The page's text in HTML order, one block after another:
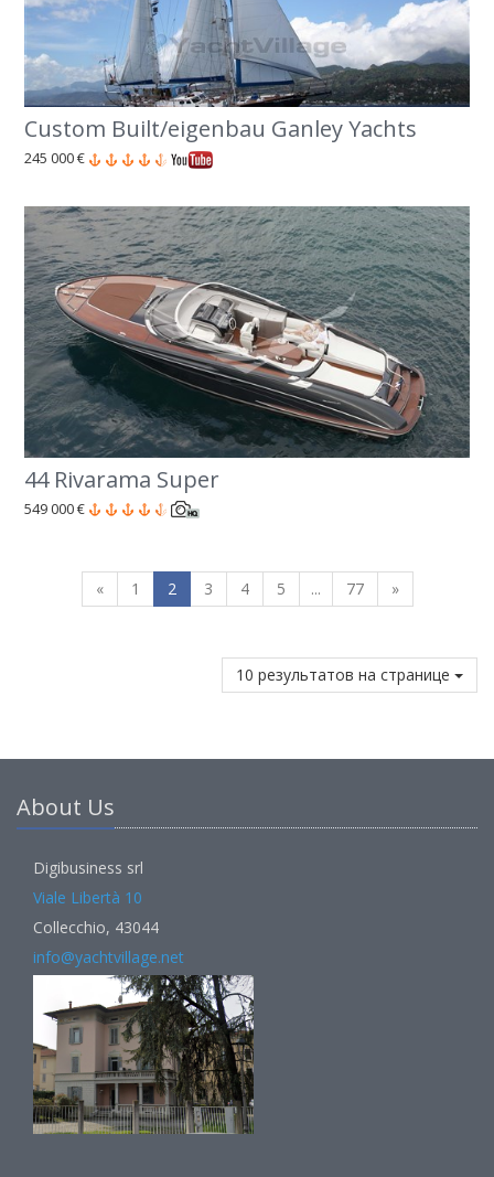
Custom Built/eigenbau Ganley Yachts
245 000 €
44 Rivarama Super
549 000 €
« 1 2 3 4 5 ... 77 »
10 результатов на странице
About Us
Digibusiness srl
Viale Libertà 10
Collecchio, 43044
info@yachtvillage.net